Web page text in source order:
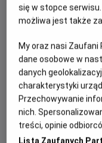
Spróbuj
najbardziej:
może tego, że
kto powinien strzec
zabić?
się w stopce
możliwa jest także
My oraz nasi
dane osobowe w
danych
charakterystyki
Przechowywanie
nich.
treści, opinie
Lista Zaufanych